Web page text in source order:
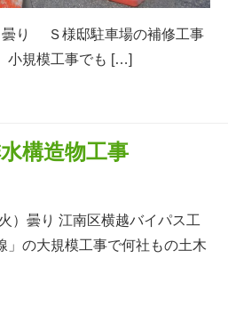
曇り Ｓ様邸駐車場の補修工事
小規模工事でも […]
構造物工事
）曇り 江南区横越バイパス工
」の大規模工事で何社もの土木